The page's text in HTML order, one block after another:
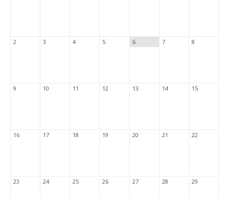
2 3 4 5 6 7 8
9 10 11 12 13 14 15
16 17 18 19 20 21 22
23 24 25 26 27 28 29